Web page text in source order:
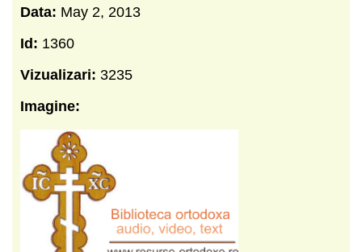
Data: May 2, 2013
Id: 1360
Vizualizari: 3235
Imagine: